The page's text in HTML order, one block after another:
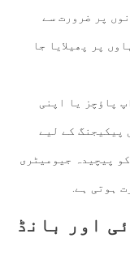
پر ضرورت سے
پر پھیلایا جا
پاؤچز یا اپنی
پیکیجنگ کے لیے
پیچیدہ جیومیٹری
ہوتی ہے.
اور بانڈ